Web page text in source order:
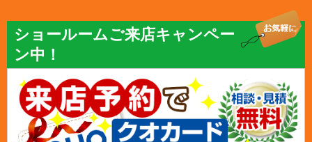
ショールームご来店キャンペー
ン中！